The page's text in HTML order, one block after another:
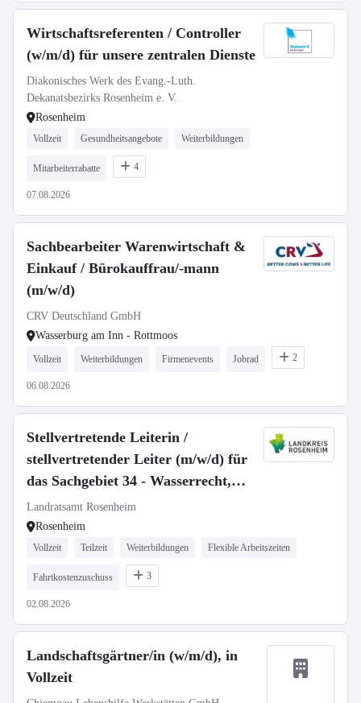
Wirtschaftsreferenten / Controller
(w/m/d) für unsere zentralen Dienste
Diakonisches Werk des Evang.-Luth.
Dekanatsbezirks Rosenheim e. V.
Rosenheim
Vollzeit Gesundheitsangebote Weiterbildungen
Mitarbeiterrabatte 4
07.08.2026
Sachbearbeiter Warenwirtschaft &
Einkauf / Bürokauffrau/-mann
(m/w/d)
CRV Deutschland GmbH
Wasserburg am Inn - Rottmoos
Vollzeit Weiterbildungen Firmenevents Jobrad 2
06.08.2026
Stellvertretende Leiterin /
stellvertretender Leiter (m/w/d) für
das Sachgebiet 34 - Wasserrecht,
Wasserwirtschaft
Landratsamt Rosenheim
Rosenheim
Vollzeit Teilzeit Weiterbildungen Flexible Arbeitszeiten
Fahrtkostenzuschuss 3
02.08.2026
Landschaftsgärtner/in (w/m/d), in
Vollzeit